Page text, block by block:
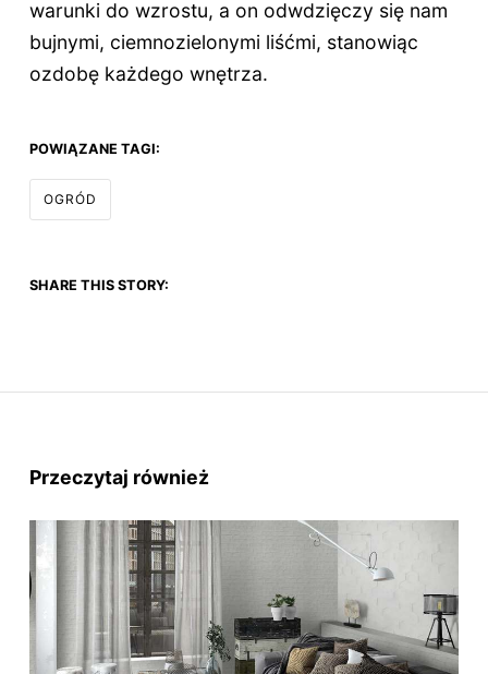
warunki do wzrostu, a on odwdzięczy się nam
bujnymi, ciemnozielonymi liśćmi, stanowiąc
ozdobę każdego wnętrza.
POWIĄZANE TAGI:
OGRÓD
SHARE THIS STORY:
Przeczytaj również